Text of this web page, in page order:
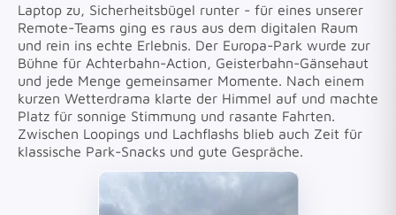
Laptop zu, Sicherheitsbügel runter - für eines unserer
Remote-Teams ging es raus aus dem digitalen Raum
und rein ins echte Erlebnis. Der Europa-Park wurde zur
Bühne für Achterbahn-Action, Geisterbahn-Gänsehaut
und jede Menge gemeinsamer Momente. Nach einem
kurzen Wetterdrama klarte der Himmel auf und machte
Platz für sonnige Stimmung und rasante Fahrten.
Zwischen Loopings und Lachflashs blieb auch Zeit für
klassische Park-Snacks und gute Gespräche.